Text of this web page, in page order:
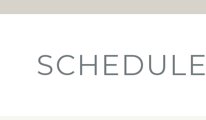
SCHEDULE